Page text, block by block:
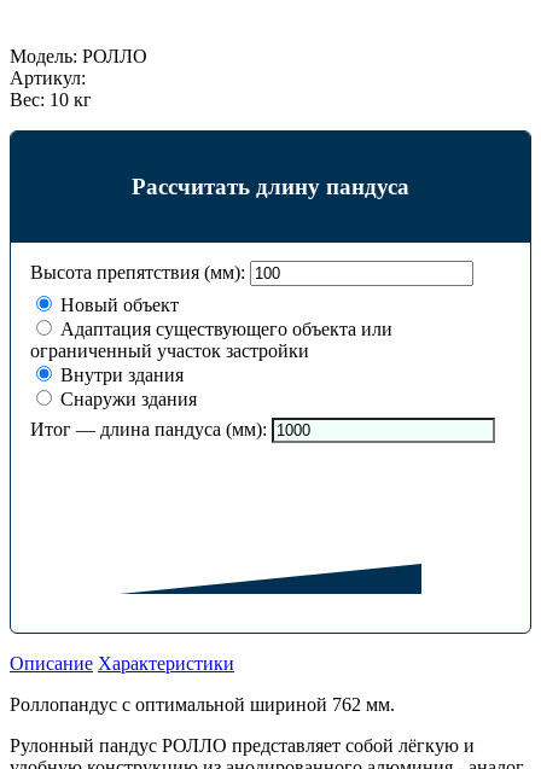
Модель: РОЛЛО
Артикул:
Вес: 10 кг
Рассчитать длину пандуса
Высота препятствия (мм):
Новый объект
Адаптация существующего объекта или
ограниченный участок застройки
Внутри здания
Снаружи здания
Итог — длина пандуса (мм):
Описание Характеристики
Роллопандус с оптимальной шириной 762 мм.
Рулонный пандус РОЛЛО представляет собой лёгкую и